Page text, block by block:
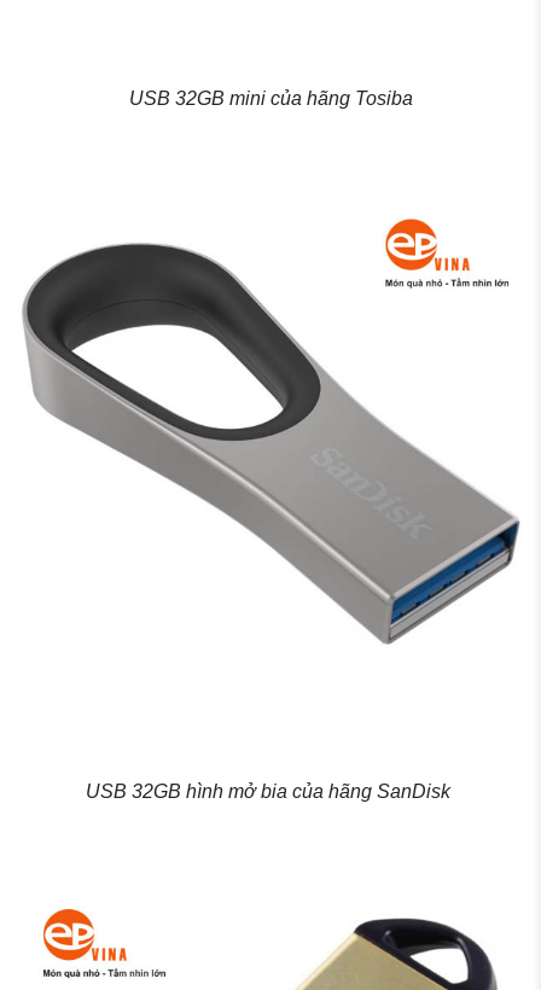
USB 32GB mini của hãng Tosiba
USB 32GB hình mở bia của hãng SanDisk